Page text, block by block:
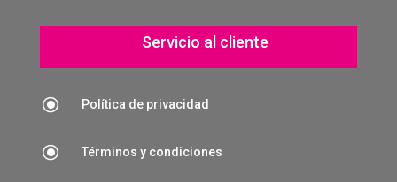
Servicio al cliente
\ Política de privacidad
\ Términos y condiciones